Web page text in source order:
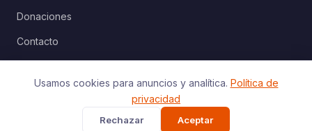
Donaciones
Contacto
© 2026 AlexDuve. Todos los derechos reservados.
Usamos cookies para anuncios y analítica. Política de
privacidad
Rechazar Aceptar